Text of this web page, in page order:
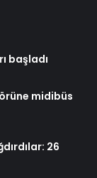
başladı
midibüs
26